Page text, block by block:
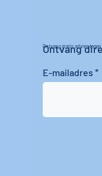
Ontvang gratis advies tegen
Ontvang
E-mailadres